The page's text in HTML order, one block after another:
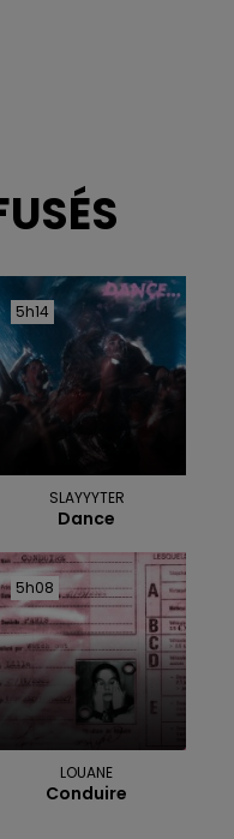
5h14
5h14
SLAYYYTER
Dance
5h08
5h08
LOUANE
Conduire